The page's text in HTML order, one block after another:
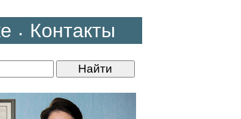
• Контакты